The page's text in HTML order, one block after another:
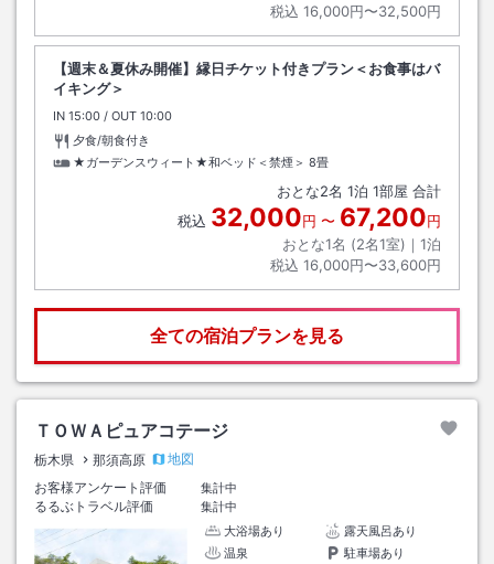
税込 16,000円〜32,500円
【週末＆夏休み開催】縁日チケット付きプラン＜お食事はバ
イキング＞
IN チェックイン
15:00 / OUT チェックアウト
10:00
夕食/朝食付き
★ガーデンスウィート★和ベッド＜禁煙＞ 8畳
おとな2名 1泊 1部屋 合計
税込 32,000円 〜 67,200円
おとな1名 (2名1室)｜ 1泊
税込 16,000円〜33,600円
全ての宿泊プランを見る
ＴＯＷＡピュアコテージ
栃木県 那須高原
地図
お客様アンケート評価
集計中
るるぶトラベル評価
集計中
大浴場あり
露天風呂あり
温泉
駐車場あり